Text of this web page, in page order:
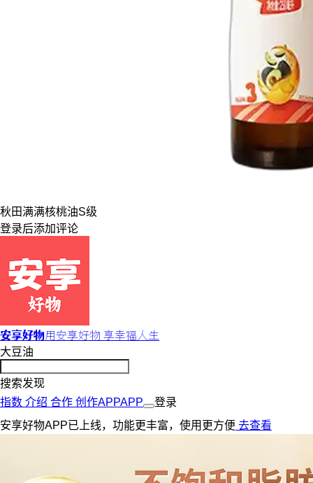
秋田满满核桃油S级
登录后添加评论
安享好物用安享好物 享幸福人生
大豆油
搜索发现
指数 介绍 合作 创作APPAPP
登录
安享好物APP已上线，功能更丰富，使用更方便 去查看